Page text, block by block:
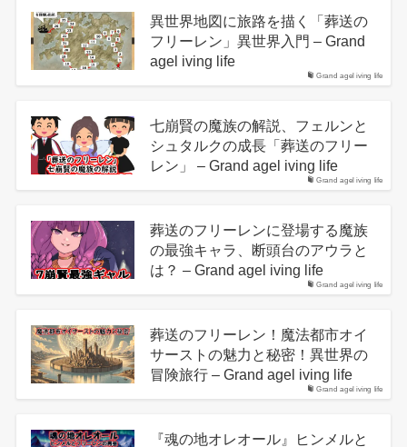
Grand agel iving life
異世界地図に旅路を描く「葬送の
フリーレン」異世界入門 – Grand
agel iving life
Grand agel iving life
七崩賢の魔族の解説、フェルンと
シュタルクの成長「葬送のフリー
レン」 – Grand agel iving life
Grand agel iving life
葬送のフリーレンに登場する魔族
の最強キャラ、断頭台のアウラと
は？ – Grand agel iving life
Grand agel iving life
葬送のフリーレン！魔法都市オイ
サーストの魅力と秘密！異世界の
冒険旅行 – Grand agel iving life
『魂の地オレオール』ヒンメルと